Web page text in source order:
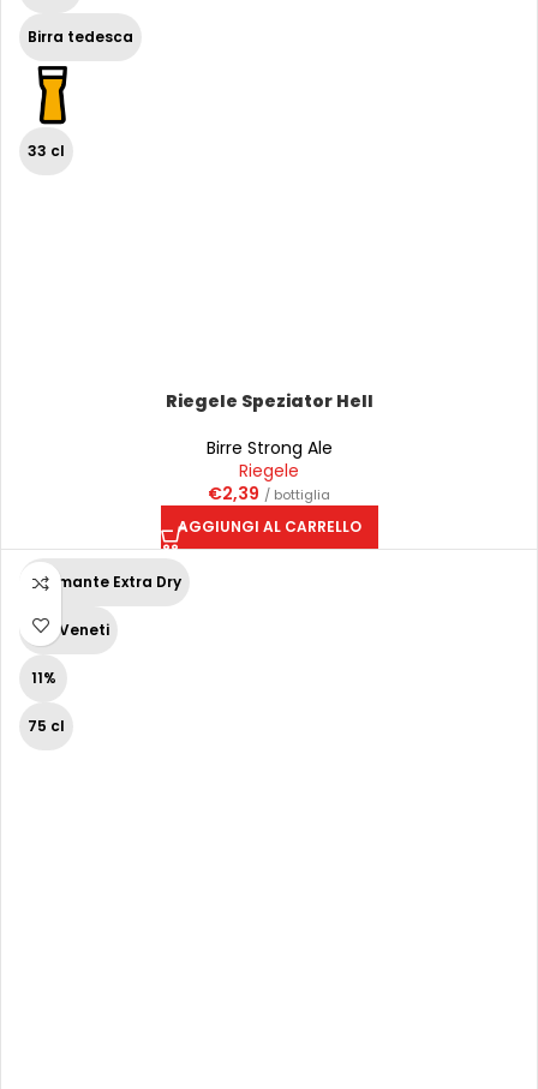
Birra tedesca
33 cl
Riegele Speziator Hell
Birre Strong Ale
Riegele
€2,39 / bottiglia
AGGIUNGI AL CARRELLO
Spumante Extra Dry
Vini Veneti
11%
75 cl